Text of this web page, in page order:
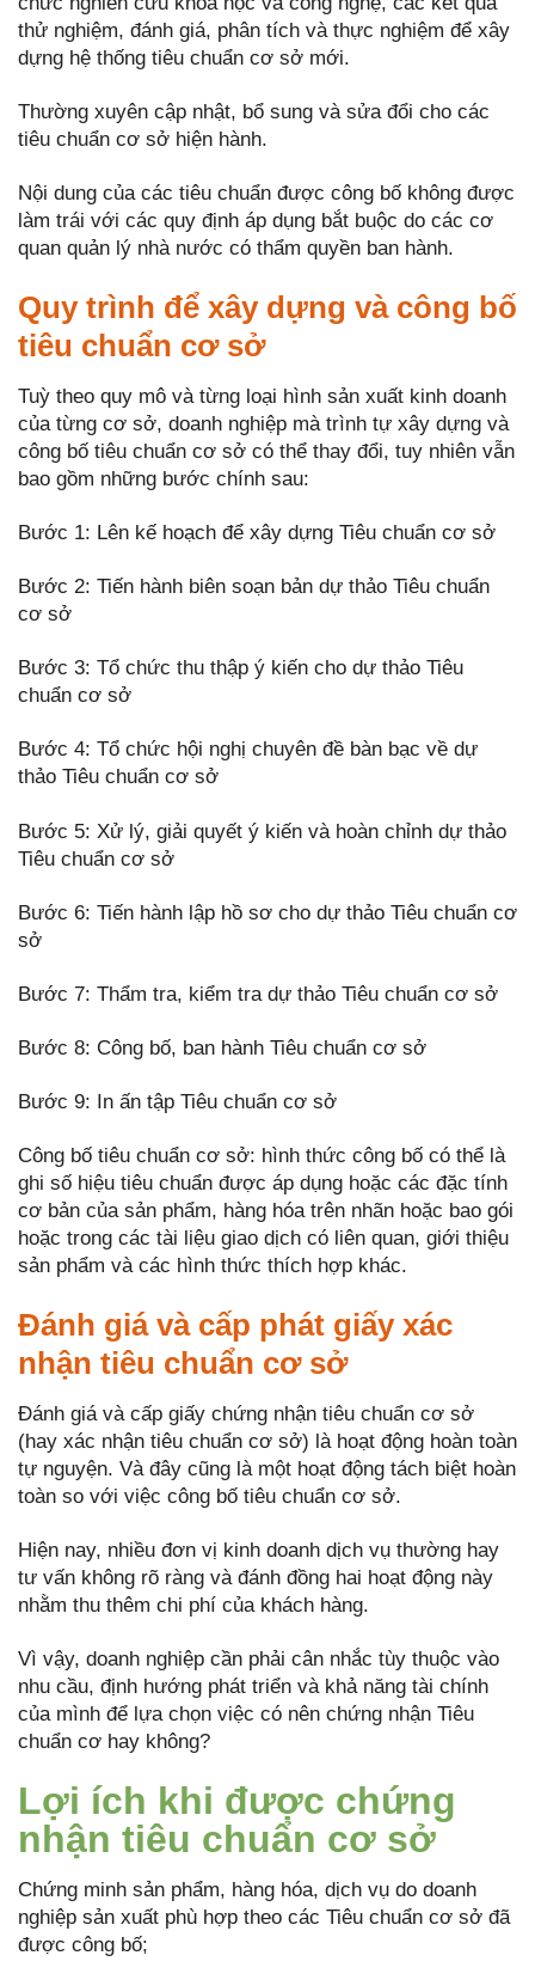
thử nghiệm, đánh giá, phân tích và thực nghiệm để xây
dựng hệ thống tiêu chuẩn cơ sở mới.
Thường xuyên cập nhật, bổ sung và sửa đổi cho các
tiêu chuẩn cơ sở hiện hành.
Nội dung của các tiêu chuẩn được công bố không được
làm trái với các quy định áp dụng bắt buộc do các cơ
quan quản lý nhà nước có thẩm quyền ban hành.
Quy trình để xây dựng và công bố
tiêu chuẩn cơ sở
Tuỳ theo quy mô và từng loại hình sản xuất kinh doanh
của từng cơ sở, doanh nghiệp mà trình tự xây dựng và
công bố tiêu chuẩn cơ sở có thể thay đổi, tuy nhiên vẫn
bao gồm những bước chính sau:
Bước 1: Lên kế hoạch để xây dựng Tiêu chuẩn cơ sở
Bước 2: Tiến hành biên soạn bản dự thảo Tiêu chuẩn
cơ sở
Bước 3: Tổ chức thu thập ý kiến cho dự thảo Tiêu
chuẩn cơ sở
Bước 4: Tổ chức hội nghị chuyên đề bàn bạc về dự
thảo Tiêu chuẩn cơ sở
Bước 5: Xử lý, giải quyết ý kiến và hoàn chỉnh dự thảo
Tiêu chuẩn cơ sở
Bước 6: Tiến hành lập hồ sơ cho dự thảo Tiêu chuẩn cơ
sở
Bước 7: Thẩm tra, kiểm tra dự thảo Tiêu chuẩn cơ sở
Bước 8: Công bố, ban hành Tiêu chuẩn cơ sở
Bước 9: In ấn tập Tiêu chuẩn cơ sở
Công bố tiêu chuẩn cơ sở: hình thức công bố có thể là
ghi số hiệu tiêu chuẩn được áp dụng hoặc các đặc tính
cơ bản của sản phẩm, hàng hóa trên nhãn hoặc bao gói
hoặc trong các tài liệu giao dịch có liên quan, giới thiệu
sản phẩm và các hình thức thích hợp khác.
Đánh giá và cấp phát giấy xác
nhận tiêu chuẩn cơ sở
Đánh giá và cấp giấy chứng nhận tiêu chuẩn cơ sở
(hay xác nhận tiêu chuẩn cơ sở) là hoạt động hoàn toàn
tự nguyện. Và đây cũng là một hoạt động tách biệt hoàn
toàn so với việc công bố tiêu chuẩn cơ sở.
Hiện nay, nhiều đơn vị kinh doanh dịch vụ thường hay
tư vấn không rõ ràng và đánh đồng hai hoạt động này
nhằm thu thêm chi phí của khách hàng.
Vì vậy, doanh nghiệp cần phải cân nhắc tùy thuộc vào
nhu cầu, định hướng phát triển và khả năng tài chính
của mình để lựa chọn việc có nên chứng nhận Tiêu
chuẩn cơ hay không?
Lợi ích khi được chứng
nhận tiêu chuẩn cơ sở
Chứng minh sản phẩm, hàng hóa, dịch vụ do doanh
nghiệp sản xuất phù hợp theo các Tiêu chuẩn cơ sở đã
được công bố;